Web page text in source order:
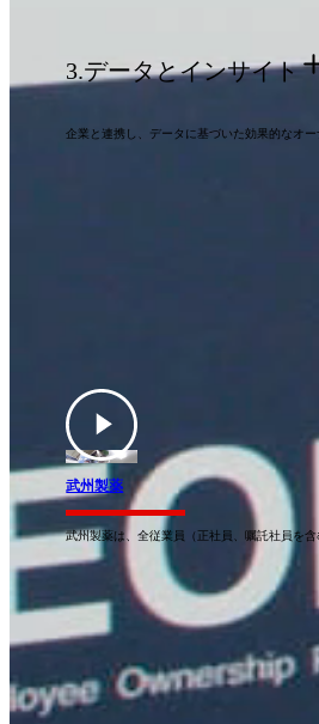
3.データとインサイト
企業と連携し、データに基づいた効果的なオ
武州製薬
武州製薬は、全従業員（正社員、嘱託社員を